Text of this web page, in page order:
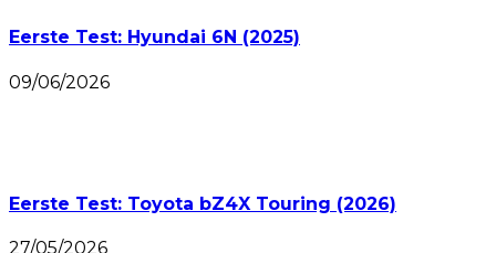
Eerste Test: Hyundai 6N (2025)
09/06/2026
Eerste Test: Toyota bZ4X Touring (2026)
27/05/2026